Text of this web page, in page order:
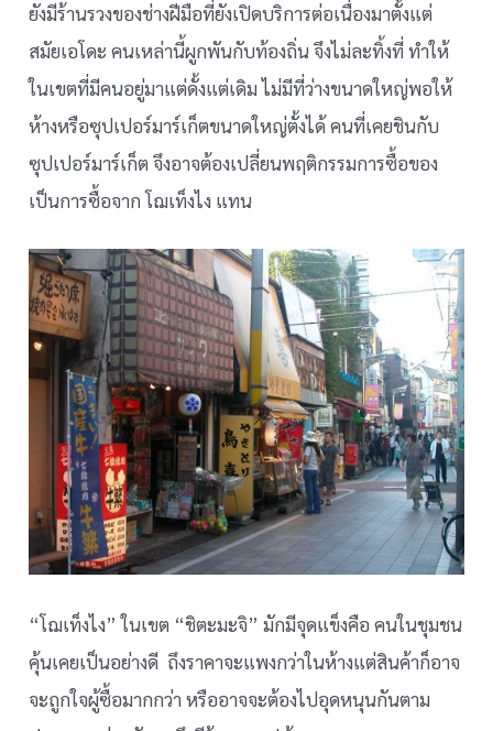
ยังมีร้านรวงของช่างฝีมือที่ยังเปิดบริการต่อเนื่องมาตั้งแต่
สมัยเอโดะ คนเหล่านี้ผูกพันกับท้องถิ่น จึงไม่ละทิ้งที่ ทำให้
ในเขตที่มีคนอยู่มาแต่ดั้งแต่เดิม ไม่มีที่ว่างขนาดใหญ่พอให้
ห้างหรือซุปเปอร์มาร์เก็ตขนาดใหญ่ตั้งได้ คนที่เคยชินกับ
ซุปเปอร์มาร์เก็ต จึงอาจต้องเปลี่ยนพฤติกรรมการซื้อของ
เป็นการซื้อจาก โฌเท็งไง แทน
“โฌเท็งไง” ในเขต “ชิตะมะจิ” มักมีจุดแข็งคือ คนในชุมชน
คุ้นเคยเป็นอย่างดี ถึงราคาจะแพงกว่าในห้างแต่สินค้าก็อาจ
จะถูกใจผู้ซื้อมากกว่า หรืออาจจะต้องไปอุดหนุนกันตาม